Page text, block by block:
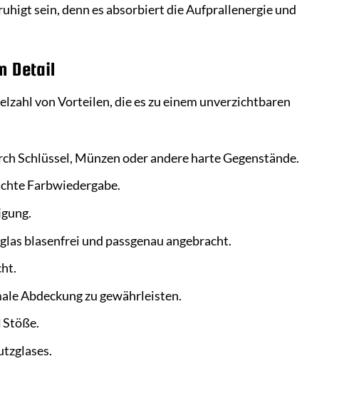
sein, denn es absorbiert die Aufprallenergie und
Detail
von Vorteilen, die es zu einem unverzichtbaren
Schlüssel, Münzen oder andere harte Gegenstände.
Farbwiedergabe.
blasenfrei und passgenau angebracht.
Abdeckung zu gewährleisten.